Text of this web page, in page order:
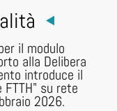
il modulo
alla Delibera
introduce il
FTTH" su rete
2026.